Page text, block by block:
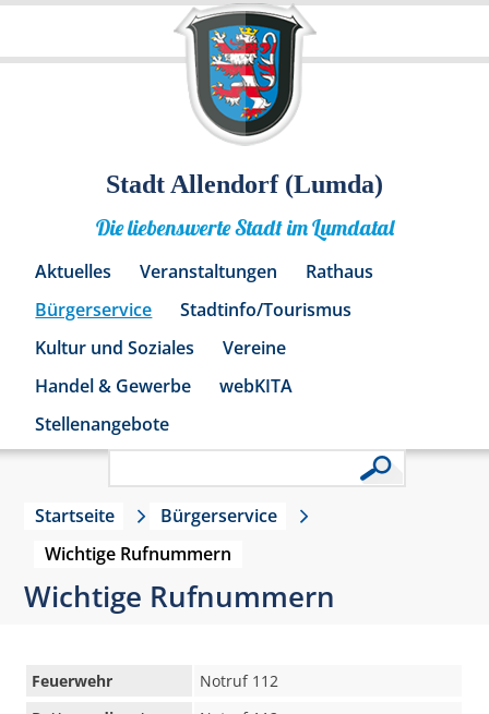
Stadt Allendorf (Lumda)
Die liebenswerte Stadt im Lumdatal
Aktuelles Veranstaltungen
Rathaus
Bürgerservice
Stadtinfo/Tourismus
Kultur und Soziales
Vereine
Handel & Gewerbe
webKITA
Stellenangebote
Startseite
Bürgerservice
Wichtige Rufnummern
Wichtige Rufnummern
Feuerwehr
Notruf 112